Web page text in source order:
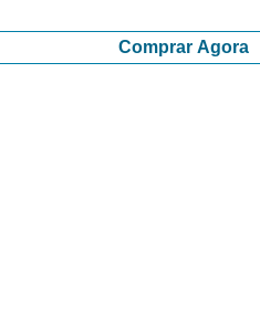
Comprar Agora